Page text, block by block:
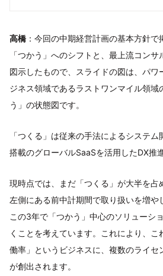
高橋 ：今回の中期経営計画の基本方針
「つかう」へのシフトと、最上流コン
図示したもので、スライドの図は、パワ
ジネス領域であるラストワンマイル領域
う」の状態図です。
「つくる」は従来の手法によるシステ
搭載のグローバルSaaSを活用したDX推
現時点では、まだ「つくる」が大半を占
左側にある前中計期間で取り扱いを増や
この3年で「つかう」中心のソリューシ
くことを考えています。これにより、
働率」というビジネスに、複数のライセ
が創出されます。